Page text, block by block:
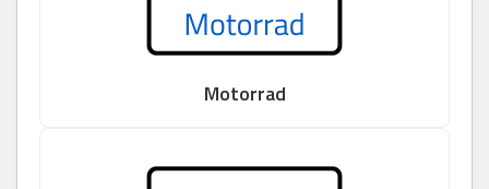
Motorrad